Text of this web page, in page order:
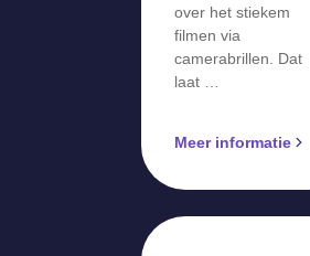
over het stiekem
filmen via
camerabrillen. Dat
laat …
Meer informatie